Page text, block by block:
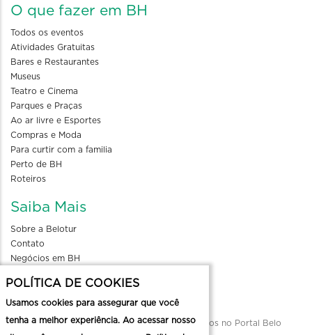
O que fazer em BH
Todos os eventos
Atividades Gratuitas
Bares e Restaurantes
Museus
Teatro e Cinema
Parques e Praças
Ao ar livre e Esportes
Compras e Moda
Para curtir com a familia
Perto de BH
Roteiros
Saiba Mais
Sobre a Belotur
Contato
Negócios em BH
Divulgue seu evento
Envio de informações para divulgação de eventos no Portal Belo
POLÍTICA DE COOKIES
Usamos cookies para assegurar que você
tenha a melhor experiência. Ao acessar nosso